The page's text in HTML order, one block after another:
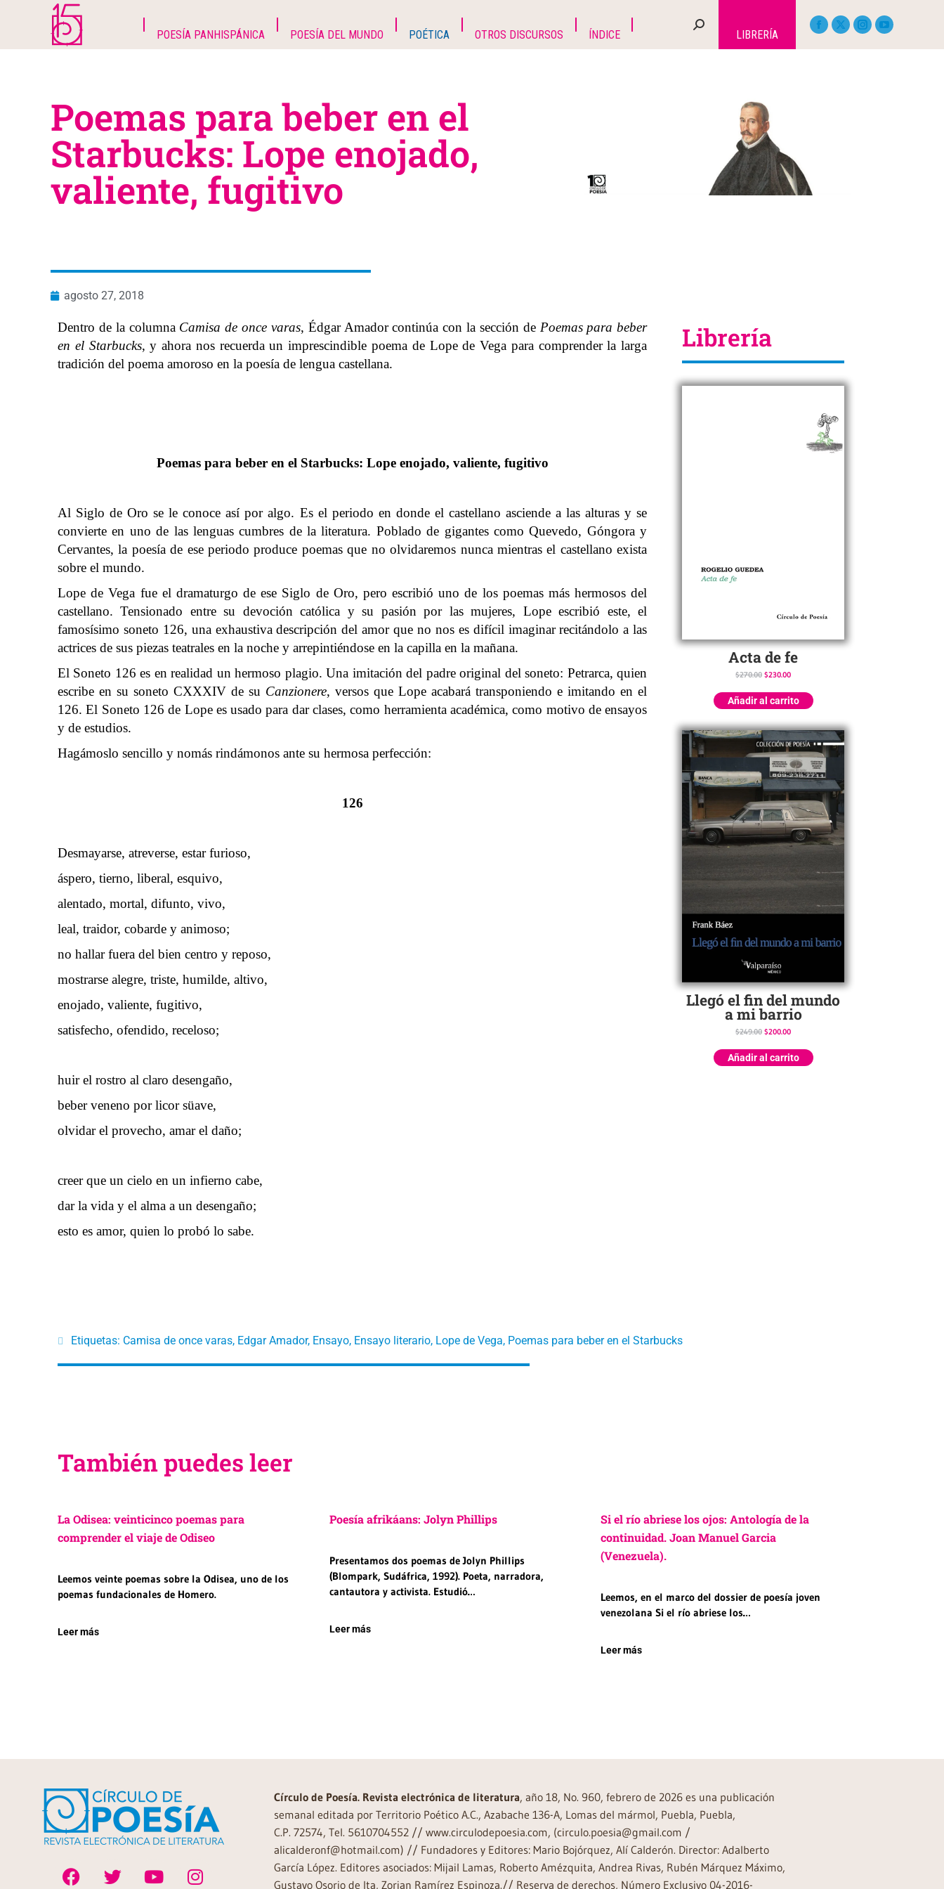
POESÍA PANHISPÁNICA POESÍA DEL MUNDO POÉTICA OTROS DISCURSOS ÍNDICE LIBRERÍA
Poemas para beber en el
Starbucks: Lope enojado,
valiente, fugitivo
agosto 27, 2018
Dentro de la columna Camisa de once varas, Édgar Amador continúa con la sección de Poemas para beber
en el Starbucks, y ahora nos recuerda un imprescindible poema de Lope de Vega para comprender la larga
tradición del poema amoroso en la poesía de lengua castellana.
Poemas para beber en el Starbucks: Lope enojado, valiente, fugitivo
Al Siglo de Oro se le conoce así por algo. Es el periodo en donde el castellano asciende a las alturas y se
convierte en uno de las lenguas cumbres de la literatura. Poblado de gigantes como Quevedo, Góngora y
Cervantes, la poesía de ese periodo produce poemas que no olvidaremos nunca mientras el castellano exista
sobre el mundo.
Lope de Vega fue el dramaturgo de ese Siglo de Oro, pero escribió uno de los poemas más hermosos del
castellano. Tensionado entre su devoción católica y su pasión por las mujeres, Lope escribió este, el
famosísimo soneto 126, una exhaustiva descripción del amor que no nos es difícil imaginar recitándolo a las
actrices de sus piezas teatrales en la noche y arrepintiéndose en la capilla en la mañana.
El Soneto 126 es en realidad un hermoso plagio. Una imitación del padre original del soneto: Petrarca, quien
escribe en su soneto CXXXIV de su Canzionere, versos que Lope acabará transponiendo e imitando en el
126. El Soneto 126 de Lope es usado para dar clases, como herramienta académica, como motivo de ensayos
y de estudios.
Hagámoslo sencillo y nomás rindámonos ante su hermosa perfección:
126
Desmayarse, atreverse, estar furioso,
áspero, tierno, liberal, esquivo,
alentado, mortal, difunto, vivo,
leal, traidor, cobarde y animoso;
no hallar fuera del bien centro y reposo,
mostrarse alegre, triste, humilde, altivo,
enojado, valiente, fugitivo,
satisfecho, ofendido, receloso;
huir el rostro al claro desengaño,
beber veneno por licor süave,
olvidar el provecho, amar el daño;
creer que un cielo en un infierno cabe,
dar la vida y el alma a un desengaño;
esto es amor, quien lo probó lo sabe.
Librería
Acta de fe
$270.00 $230.00
Añadir al carrito
Llegó el fin del mundo
a mi barrio
$249.00 $200.00
Añadir al carrito
Etiquetas: Camisa de once varas, Edgar Amador, Ensayo, Ensayo literario, Lope de Vega, Poemas para beber en el Starbucks
También puedes leer
La Odisea: veinticinco poemas para
comprender el viaje de Odiseo
Leemos veinte poemas sobre la Odisea, uno de los
poemas fundacionales de Homero.
Leer más
Poesía afrikáans: Jolyn Phillips
Presentamos dos poemas de Jolyn Phillips
(Blompark, Sudáfrica, 1992). Poeta, narradora,
cantautora y activista. Estudió…
Leer más
Si el río abriese los ojos: Antología de la
continuidad. Joan Manuel Garcia
(Venezuela).
Leemos, en el marco del dossier de poesía joven
venezolana Si el río abriese los…
Leer más
Círculo de Poesía. Revista electrónica de literatura, año 18, No. 960, febrero de 2026 es una publicación
semanal editada por Territorio Poético A.C., Azabache 136-A, Lomas del mármol, Puebla, Puebla,
C.P. 72574, Tel. 5610704552 // www.circulodepoesia.com, (circulo.poesia@gmail.com /
alicalderonf@hotmail.com) // Fundadores y Editores: Mario Bojórquez, Alí Calderón. Director: Adalberto
García López. Editores asociados: Mijail Lamas, Roberto Amézquita, Andrea Rivas, Rubén Márquez Máximo,
Gustavo Osorio de Ita, Zorian Ramírez Espinoza.// Reserva de derechos, Número Exclusivo 04-2016-